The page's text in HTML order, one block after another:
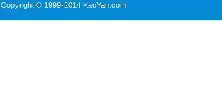
Copyright © 1999-2014 KaoYan.com